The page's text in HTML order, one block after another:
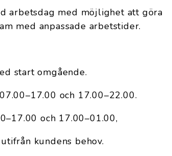
arbetsdag med möjlighet att göra
med anpassade arbetstider.
start omgående.
och 17.00–22.00.
och 17.00–01.00,
kundens behov.